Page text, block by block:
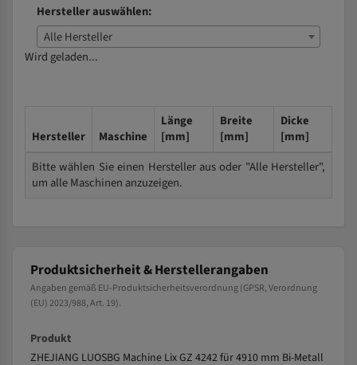
Hersteller auswählen:
Alle Hersteller
Wird geladen...
Hersteller Maschine
Länge
[mm]
Breite
[mm]
Dicke
[mm]
Bitte wählen Sie einen Hersteller aus oder "Alle Hersteller",
um alle Maschinen anzuzeigen.
Produktsicherheit & Herstellerangaben
Angaben gemäß EU-Produktsicherheitsverordnung (GPSR, Verordnung
(EU) 2023/988, Art. 19).
Produkt
ZHEJIANG LUOSBG Machine Lix GZ 4242 für 4910 mm Bi-Metall